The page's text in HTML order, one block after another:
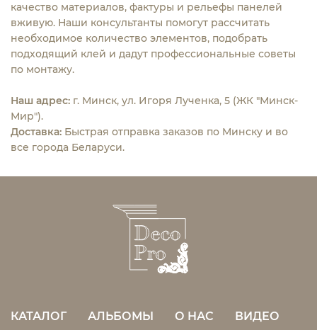
качество материалов, фактуры и рельефы панелей
вживую. Наши консультанты помогут рассчитать
необходимое количество элементов, подобрать
подходящий клей и дадут профессиональные советы
по монтажу.
Наш адрес: г. Минск, ул. Игоря Лученка, 5 (ЖК "Минск-
Мир").
Доставка: Быстрая отправка заказов по Минску и во
все города Беларуси.
КАТАЛОГ АЛЬБОМЫ О НАС ВИДЕО